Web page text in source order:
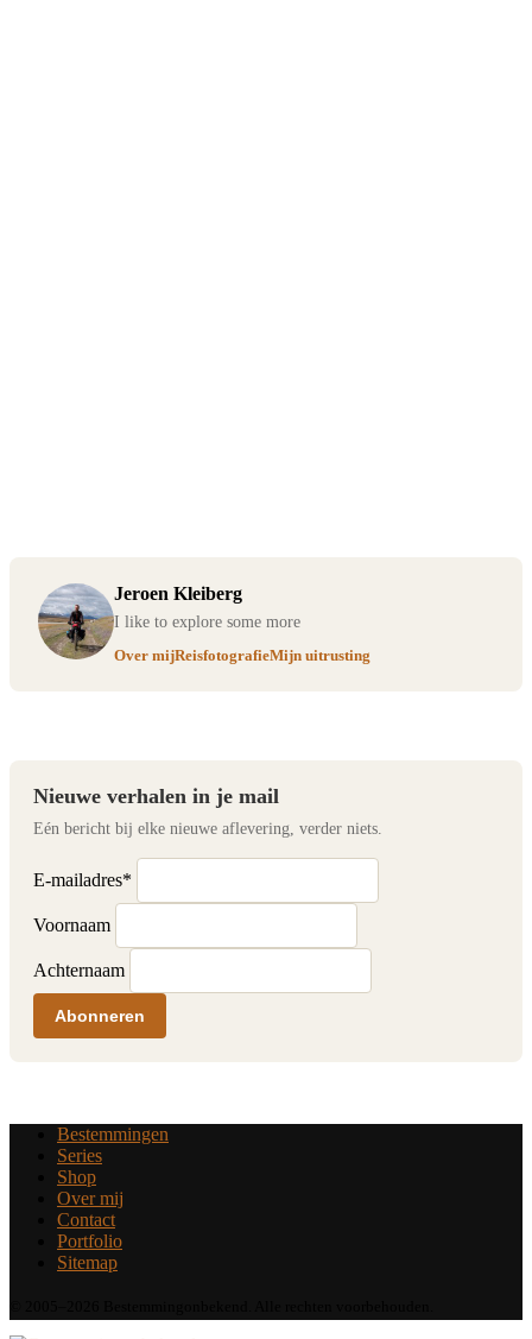
Jeroen Kleiberg
I like to explore some more
Over mijReisfotografieMijn uitrusting
Nieuwe verhalen in je mail
Eén bericht bij elke nieuwe aflevering, verder niets.
E-mailadres*
Voornaam
Achternaam
Abonneren
Bestemmingen
Series
Shop
Over mij
Contact
Portfolio
Sitemap